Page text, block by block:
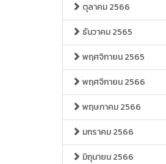
ตุลาคม 2566
ธันวาคม 2565
พฤศจิกายน 2565
พฤศจิกายน 2566
พฤษภาคม 2566
มกราคม 2566
มิถุนายน 2566